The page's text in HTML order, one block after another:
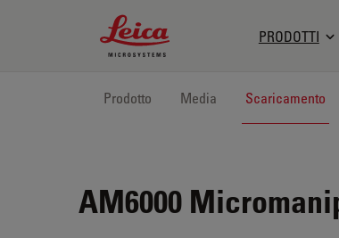
Leica Microsystems Logo
PRODOTTI
Prodotto Media Scaricamento
AM6000